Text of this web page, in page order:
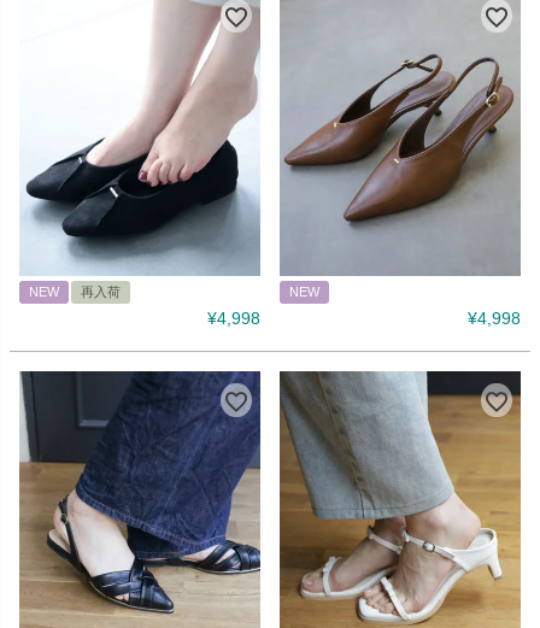
NEW 再入荷
¥4,998
NEW
¥4,998